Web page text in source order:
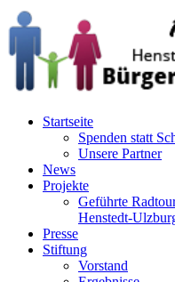
Startseite
Spenden statt
Unsere Partner
News
Projekte
Geführte
Henstedt-
Presse
Stiftung
Vorstand